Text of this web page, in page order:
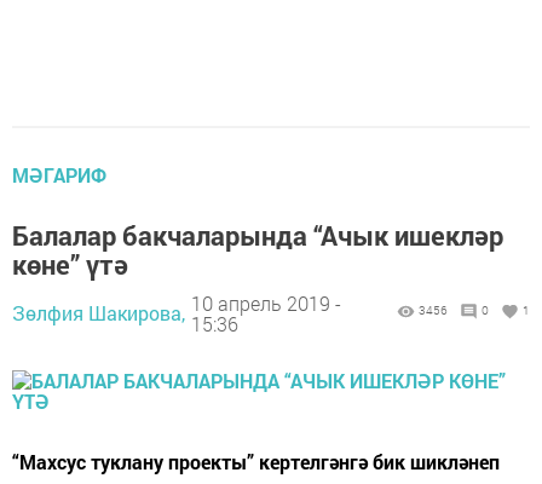
МӘГАРИФ
Балалар бакчаларында “Ачык ишекләр
көне” үтә
Зөлфия Шакирова, 10 апрель 2019 -
15:36
3456 0 1
“Махсус туклану проекты” кертелгәнгә бик шикләнеп